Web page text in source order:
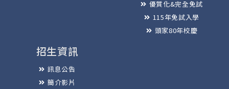
優質化&完全免試
115年免試入學
頭家80年校慶
招生資訊
訊息公告
簡介影片